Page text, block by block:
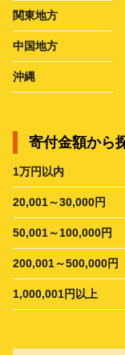
関東地方
中国地方
沖縄
寄付金額から
1万円以内
20,001～30,000円
50,001～100,000円
200,001～500,000円
1,000,001円以上